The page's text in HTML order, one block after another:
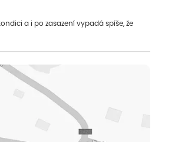
a i po zasazení vypadá spíše, že